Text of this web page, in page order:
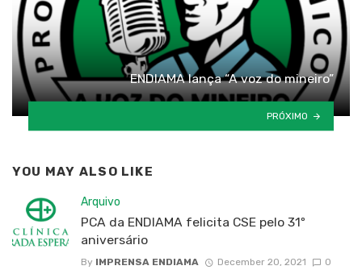
ENDIAMA lança “A voz do mineiro”
PRÓXIMO
YOU MAY ALSO LIKE
Arquivo
PCA da ENDIAMA felicita CSE pelo 31º
aniversário
By IMPRENSA ENDIAMA December 20, 2021 0